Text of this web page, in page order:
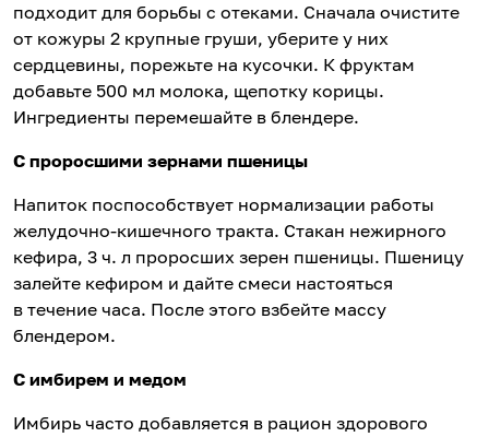
подходит для борьбы с отеками. Сначала очистите
от кожуры 2 крупные груши, уберите у них
сердцевины, порежьте на кусочки. К фруктам
добавьте 500 мл молока, щепотку корицы.
Ингредиенты перемешайте в блендере.
С проросшими зернами пшеницы
Напиток поспособствует нормализации работы
желудочно-кишечного тракта. Стакан нежирного
кефира, 3 ч. л проросших зерен пшеницы. Пшеницу
залейте кефиром и дайте смеси настояться
в течение часа. После этого взбейте массу
блендером.
С имбирем и медом
Имбирь часто добавляется в рацион здорового